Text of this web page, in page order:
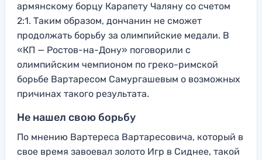
армянскому борцу Карапету Чаляну со счетом
2:1. Таким образом, дончанин не сможет
продолжать борьбу за олимпийские медали. В
«КП — Ростов-на-Дону» поговорили с
олимпийским чемпионом по греко-римской
борьбе Вартаресом Самургашевым о возможных
причинах такого результата.
Не нашел свою борьбу
По мнению Вартереса Вартаресовича, который в
свое время завоевал золото Игр в Сиднее, такой